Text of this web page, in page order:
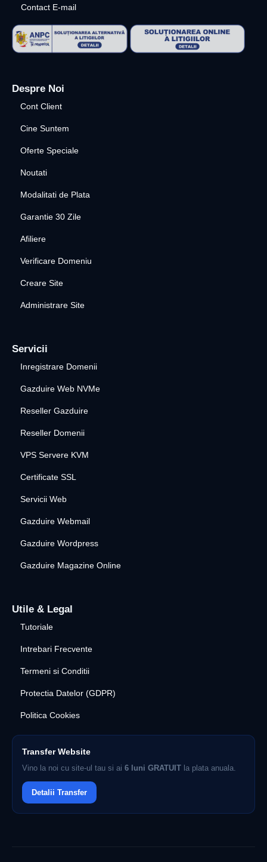
Contact E-mail
Despre Noi
Cont Client
Cine Suntem
Oferte Speciale
Noutati
Modalitati de Plata
Garantie 30 Zile
Afiliere
Verificare Domeniu
Creare Site
Administrare Site
Servicii
Inregistrare Domenii
Gazduire Web NVMe
Reseller Gazduire
Reseller Domenii
VPS Servere KVM
Certificate SSL
Servicii Web
Gazduire Webmail
Gazduire Wordpress
Gazduire Magazine Online
Utile & Legal
Tutoriale
Intrebari Frecvente
Termeni si Conditii
Protectia Datelor (GDPR)
Politica Cookies
Transfer Website
Vino la noi cu site-ul tau si ai 6 luni GRATUIT la plata anuala.
Detalii Transfer